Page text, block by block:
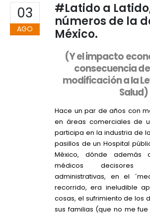
03
AGO
#Latido a
números de la
México.
(Y el impacto
consecuencia
modificación a la
Salud)
Hace un par de años con
en áreas comerciales de
participa en la industria de
pasillos de un Hospital
México, dónde
médicos decisores
administrativas, en el
recorrido, era ineludible
cosas, el sufrimiento de los
sus familias (que no me